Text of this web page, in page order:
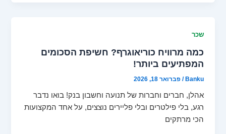
שכר
כמה מרוויח כוריאוגרף? חשיפת הסכומים
המפתיעים ביותר!
Banku
/פברואר 18, 2026
אהלן, חברים וחברות של תנועה וחשבון בנק! בואו נדבר
רגע, בלי פילטרים ובלי פליירים נוצצים, על אחד המקצועות
הכי מרתקים